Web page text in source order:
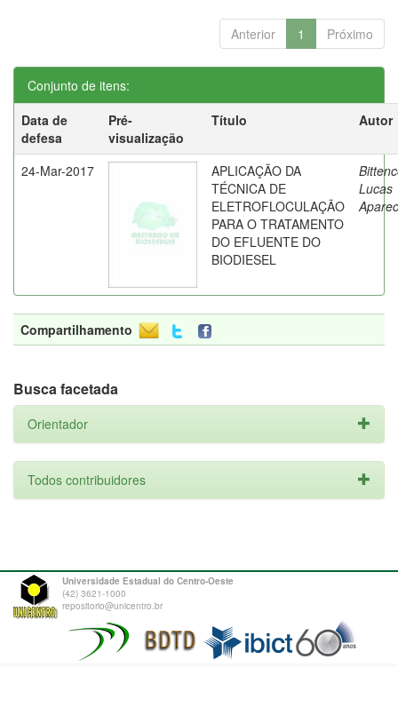
Anterior 1 Próximo
Conjunto de itens:
Data de
defesa
Pré-
visualização
Título Autor
24-Mar-2017
APLICAÇÃO DA
TÉCNICA DE
ELETROFLOCULAÇÃO
PARA O TRATAMENTO
DO EFLUENTE DO
BIODIESEL
Lucas
Compartilhamento
Busca facetada
Orientador
Todos contribuidores
Universidade Estadual do Centro-Oeste
(42) 3621-1000
repositorio@unicentro.br